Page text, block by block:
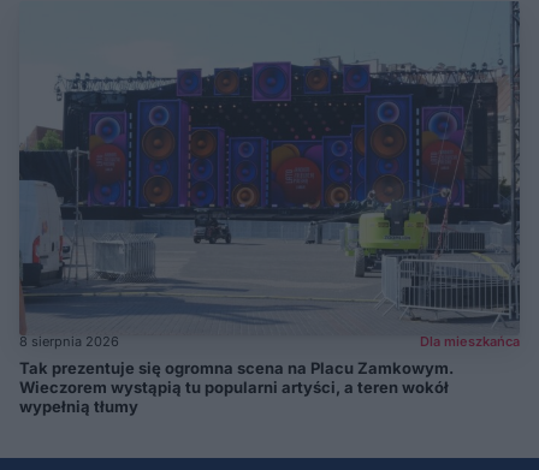
8 sierpnia 2026 Dla mieszkańca
Tak prezentuje się ogromna scena na Placu Zamkowym.
Wieczorem wystąpią tu popularni artyści, a teren wokół
wypełnią tłumy